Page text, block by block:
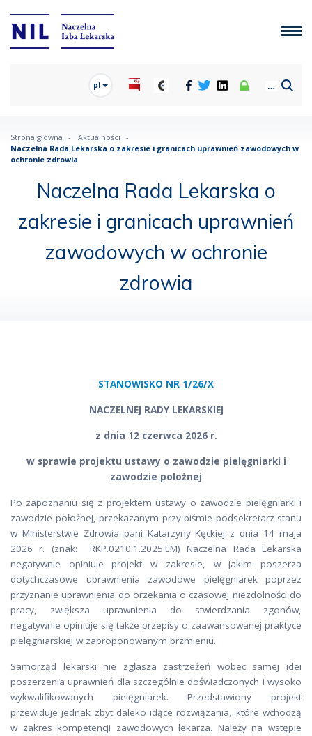
pl
Strona główna
Aktualności
Naczelna Rada Lekarska o zakresie i granicach uprawnień zawodowych w
ochronie zdrowia
Naczelna Rada Lekarska o
zakresie i granicach uprawnień
zawodowych w ochronie
zdrowia
STANOWISKO NR 1/26/X
NACZELNEJ RADY LEKARSKIEJ
z dnia 12 czerwca 2026 r.
w sprawie projektu ustawy o zawodzie pielęgniarki i
zawodzie położnej
Po zapoznaniu się z projektem ustawy o zawodzie pielęgniarki i
zawodzie położnej, przekazanym przy piśmie podsekretarz stanu
w Ministerstwie Zdrowia pani Katarzyny Kęckiej z dnia 14 maja
2026 r. (znak: RKP.0210.1.2025.EM) Naczelna Rada Lekarska
negatywnie opiniuje projekt w zakresie, w jakim poszerza
dotychczasowe uprawnienia zawodowe pielęgniarek poprzez
przyznanie uprawnienia do orzekania o czasowej niezdolności do
pracy, zwiększa uprawnienia do stwierdzania zgonów,
negatywnie opiniuje się także przepisy o zaawansowanej praktyce
pielęgniarskiej w zaproponowanym brzmieniu.
Samorząd lekarski nie zgłasza zastrzeżeń wobec samej idei
poszerzenia uprawnień dla szczególnie doświadczonych i wysoko
wykwalifikowanych pielęgniarek. Przedstawiony projekt
przewiduje jednak zbyt daleko idące rozwiązania, które wchodzą
w zakres kompetencji zawodowych lekarza. Należy na wstępie